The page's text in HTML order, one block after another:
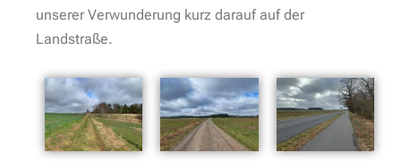
unserer Verwunderung kurz darauf auf der
Landstraße.